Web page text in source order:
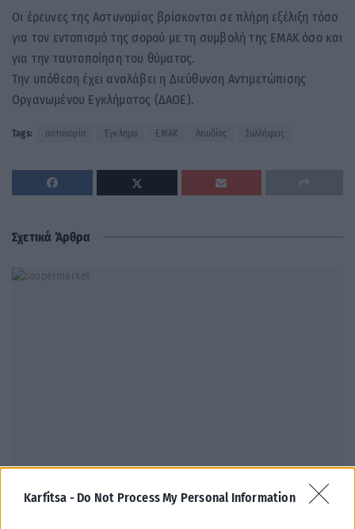
Karfitsa - Do Not Process My Personal Information
Οι έρευνες της Αστυνομίας βρίσκονται σε πλήρη εξέλιξη τόσο
για τον εντοπισμό της σορού με τη συμβολή της ΕΜΑΚ όσο και
για την ταυτοποίηση του θύματος.
Την υπόθεση έχει αναλάβει η Διεύθυνση Αντιμετώπισης
Οργανωμένου Εγκλήματος (ΔΑΟΕ).
Tags: αστυνομία Έγκλημα ΕΜΑΚ Λουδίας Συλλήψεις
Σχετικά Άρθρα
ΟΙΚΟΝΟΜΊΑ